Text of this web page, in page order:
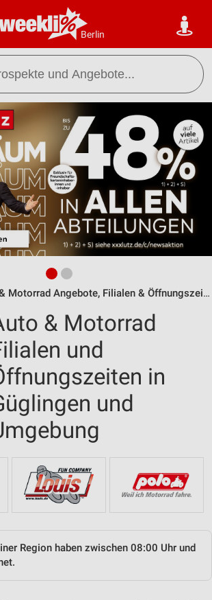
Berlin
Motorrad Angebote, Filialen & Öffnungszeiten
& Motorrad
und
in
und
Region haben zwischen 08:00 Uhr und